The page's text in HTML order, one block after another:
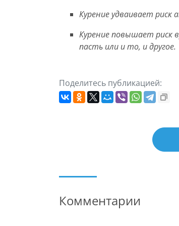
Курение удваивает риск
Курение повышает риск
пасть или и то, и другое.
Поделитесь публикацией:
Комментарии